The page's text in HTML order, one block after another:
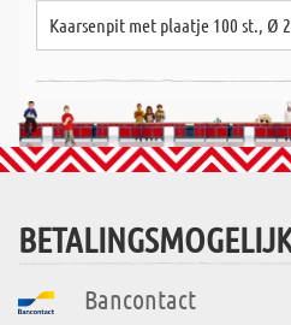
Kaarsenpit met plaatje 100 st., Ø
Bancontact